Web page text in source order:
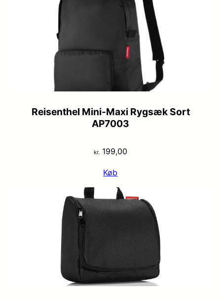
Reisenthel Mini-Maxi Rygsæk Sort
AP7003
kr. 199,00
Køb